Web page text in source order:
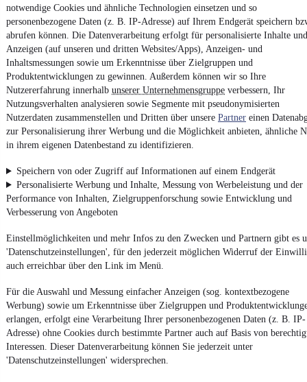
notwendige Cookies und ähnliche Technologien einsetzen und so
personenbezogene Daten (z. B. IP-Adresse) auf Ihrem Endgerät speichern
abrufen können. Die Datenverarbeitung erfolgt für personalisierte Inhalte und
Anzeigen (auf unseren und dritten Websites/Apps), Anzeigen- und
Inhaltsmessungen sowie um Erkenntnisse über Zielgruppen und
Produktentwicklungen zu gewinnen. Außerdem können wir so Ihre
Nutzererfahrung innerhalb unserer Unternehmensgruppe verbessern, Ihr
Nutzungsverhalten analysieren sowie Segmente mit pseudonymisierten
Nutzerdaten zusammenstellen und Dritten über unsere Partner einen
zur Personalisierung ihrer Werbung und die Möglichkeit anbieten, ähnliche
in ihrem eigenen Datenbestand zu identifizieren.
Speichern von oder Zugriff auf Informationen auf einem Endgerät
Personalisierte Werbung und Inhalte, Messung von Werbeleistung und der
Performance von Inhalten, Zielgruppenforschung sowie Entwicklung und
Verbesserung von Angeboten
Einstellmöglichkeiten und mehr Infos zu den Zwecken und Partnern gibt es
'Datenschutzeinstellungen', für den jederzeit möglichen Widerruf der
auch erreichbar über den Link im Menü.
Für die Auswahl und Messung einfacher Anzeigen (sog. kontextbezogene
Werbung) sowie um Erkenntnisse über Zielgruppen und
erlangen, erfolgt eine Verarbeitung Ihrer personenbezogenen Daten (z. B. IP-
Adresse) ohne Cookies durch bestimmte Partner auch auf Basis von
Interessen. Dieser Datenverarbeitung können Sie jederzeit unter
'Datenschutzeinstellungen' widersprechen.
4.6 Sterne
Nutze mobile.de schnell und einfach
App installieren
Impressum
AGB
Vertrag widerrufen
Datenschutz
Datenschutzeinstellungen
Erklärung zur Barrierefreiheit
Powered by
ObNeuwagen ,GebrauchtwagenoderLeasing-Angebote: Alle
Fahrzeuge gibt es bei mobile.de